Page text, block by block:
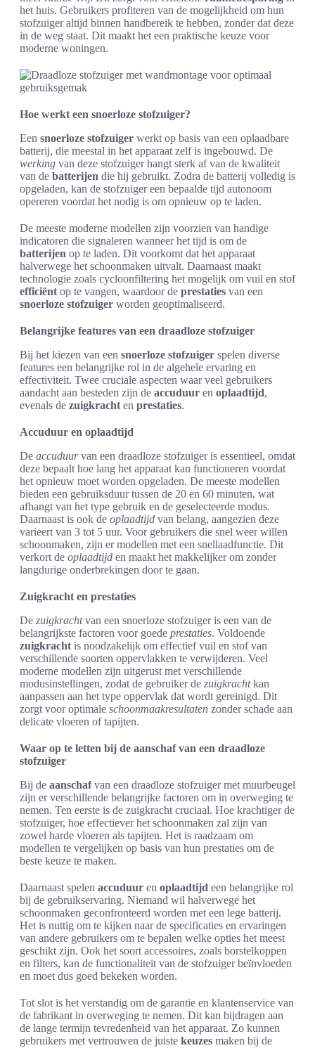
het huis. Gebruikers profiteren van de mogelijkheid om hun
stofzuiger altijd binnen handbereik te hebben, zonder dat deze
in de weg staat. Dit maakt het een praktische keuze voor
moderne woningen.
Hoe werkt een snoerloze stofzuiger?
Een snoerloze stofzuiger werkt op basis van een oplaadbare
batterij, die meestal in het apparaat zelf is ingebouwd. De
werking van deze stofzuiger hangt sterk af van de kwaliteit
van de batterijen die hij gebruikt. Zodra de batterij volledig is
opgeladen, kan de stofzuiger een bepaalde tijd autonoom
opereren voordat het nodig is om opnieuw op te laden.
De meeste moderne modellen zijn voorzien van handige
indicatoren die signaleren wanneer het tijd is om de
batterijen op te laden. Dit voorkomt dat het apparaat
halverwege het schoonmaken uitvalt. Daarnaast maakt
technologie zoals cycloonfiltering het mogelijk om vuil en stof
efficiënt op te vangen, waardoor de prestaties van een
snoerloze stofzuiger worden geoptimaliseerd.
Belangrijke features van een draadloze stofzuiger
Bij het kiezen van een snoerloze stofzuiger spelen diverse
features een belangrijke rol in de algehele ervaring en
effectiviteit. Twee cruciale aspecten waar veel gebruikers
aandacht aan besteden zijn de accuduur en oplaadtijd,
evenals de zuigkracht en prestaties.
Accuduur en oplaadtijd
De accuduurvan een draadloze stofzuiger is essentieel, omdat
deze bepaalt hoe lang het apparaat kan functioneren voordat
het opnieuw moet worden opgeladen. De meeste modellen
bieden een gebruiksduur tussen de 20 en 60 minuten, wat
afhangt van het type gebruik en de geselecteerde modus.
Daarnaast is ook de oplaadtijd van belang, aangezien deze
varieert van 3 tot 5 uur. Voor gebruikers die snel weer willen
schoonmaken, zijn er modellen met een snellaadfunctie. Dit
verkort de oplaadtijd en maakt het makkelijker om zonder
langdurige onderbrekingen door te gaan.
Zuigkracht en prestaties
De zuigkrachtvan een snoerloze stofzuiger is een van de
belangrijkste factoren voor goede prestaties. Voldoende
zuigkracht is noodzakelijk om effectief vuil en stof van
verschillende soorten oppervlakken te verwijderen. Veel
moderne modellen zijn uitgerust met verschillende
modusinstellingen, zodat de gebruiker de zuigkrachtkan
aanpassen aan het type oppervlak dat wordt gereinigd. Dit
zorgt voor optimale schoonmaakresultaten zonder schade aan
delicate vloeren of tapijten.
Waar op te letten bij de aanschaf van een draadloze
stofzuiger
Bij de aanschafvan een draadloze stofzuiger met muurbeugel
zijn er verschillende belangrijke factoren om in overweging te
nemen. Ten eerste is de zuigkracht cruciaal. Hoe krachtiger de
stofzuiger, hoe effectiever het schoonmaken zal zijn van
zowel harde vloeren als tapijten. Het is raadzaam om
modellen te vergelijken op basis van hun prestaties om de
beste keuze te maken.
Daarnaast spelen accuduur en oplaadtijd een belangrijke rol
bij de gebruikservaring. Niemand wil halverwege het
schoonmaken geconfronteerd worden met een lege batterij.
Het is nuttig om te kijken naar de specificaties en ervaringen
van andere gebruikers om te bepalen welke opties het meest
geschikt zijn. Ook het soort accessoires, zoals borstelkoppen
en filters, kan de functionaliteit van de stofzuiger beïnvloeden
en moet dus goed bekeken worden.
Tot slot is het verstandig om de garantie en klantenservice van
de fabrikant in overweging te nemen. Dit kan bijdragen aan
de lange termijn tevredenheid van het apparaat. Zo kunnen
gebruikers met vertrouwen de juiste keuzes maken bij de